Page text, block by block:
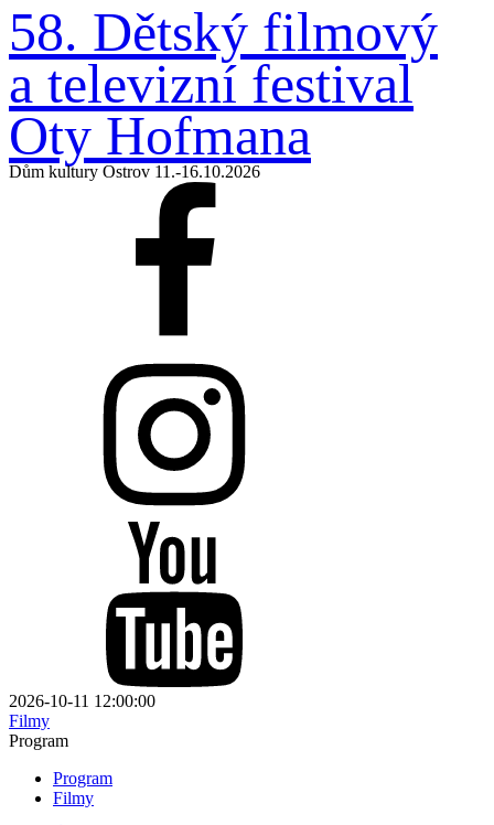
58. Dětský filmový
a televizní festival
Oty Hofmana
Dům kultury Ostrov 11.-16.10.2026
2026-10-11 12:00:00
Filmy
Program
Program
Filmy